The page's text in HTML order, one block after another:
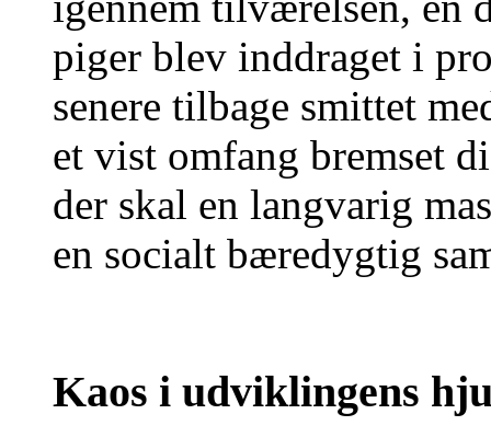
piger blev inddraget i
senere tilbage smittet
et vist omfang bremset
der skal en langvarig
en socialt bæredygtig
Kaos i udviklingens